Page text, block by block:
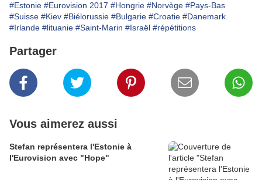
#Estonie #Eurovision 2017 #Hongrie #Norvège #Pays-Bas
#Suisse #Kiev #Biélorussie #Bulgarie #Croatie #Danemark
#Irlande #lituanie #Saint-Marin #Israël #répétitions
Partager
Vous aimerez aussi
Stefan représentera l'Estonie à
l'Eurovision avec "Hope"